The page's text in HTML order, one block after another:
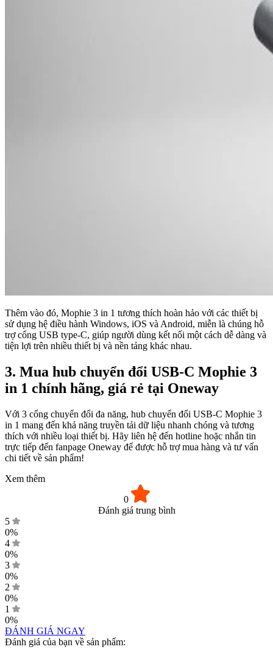
Thêm vào đó, Mophie 3 in 1 tương thích hoàn hảo với các thiết bị
sử dụng hệ điều hành Windows, iOS và Android, miễn là chúng hỗ
trợ cổng USB type-C, giúp người dùng kết nối một cách dễ dàng và
tiện lợi trên nhiều thiết bị và nền tảng khác nhau.
3. Mua hub chuyển đổi USB-C Mophie 3
in 1 chính hãng, giá rẻ tại Oneway
Với 3 cổng chuyển đổi đa năng, hub chuyển đổi USB-C Mophie 3
in 1 mang đến khả năng truyền tải dữ liệu nhanh chóng và tương
thích với nhiều loại thiết bị. Hãy liên hệ đến hotline hoặc nhắn tin
trực tiếp đến fanpage Oneway để được hỗ trợ mua hàng và tư vấn
chi tiết về sản phẩm!
Xem thêm
0
Đánh giá trung bình
5
0%
4
0%
3
0%
2
0%
1
0%
ĐÁNH GIÁ NGAY
Đánh giá của bạn về sản phẩm: